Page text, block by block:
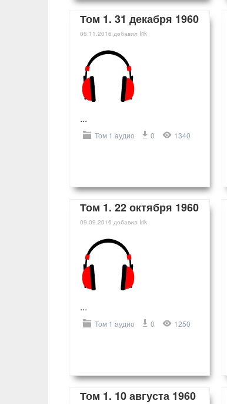
Том 1. 31 декабря 1960
06.11.2016 добавил Irik
...
Том 1 аудио 0 1340
Том 1. 22 октября 1960
09.09.2016 добавил Irik
...
Том 1 аудио 0 1250
Том 1. 10 августа 1960